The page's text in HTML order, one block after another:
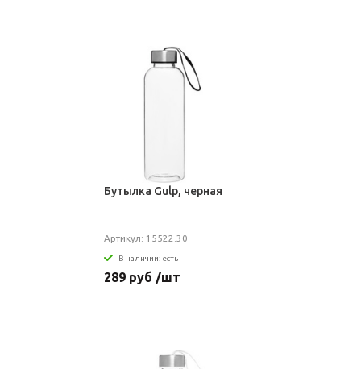
Бутылка Gulp, черная
Артикул: 15522.30
В наличии: есть
289 руб /шт